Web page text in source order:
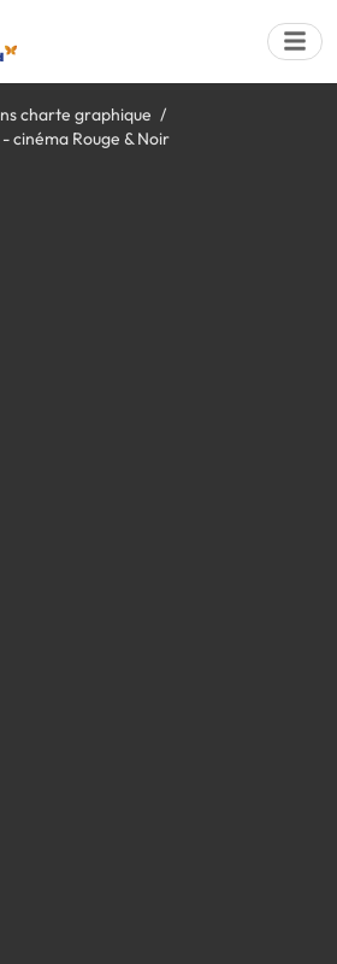
charte graphique
cinéma Rouge & Noir